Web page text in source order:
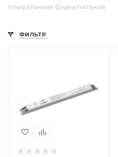
Ультратонкие блоки питания
ФИЛЬТР